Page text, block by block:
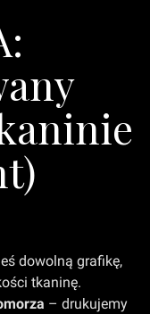
dowolną grafikę,
tkaninę.
– drukujemy